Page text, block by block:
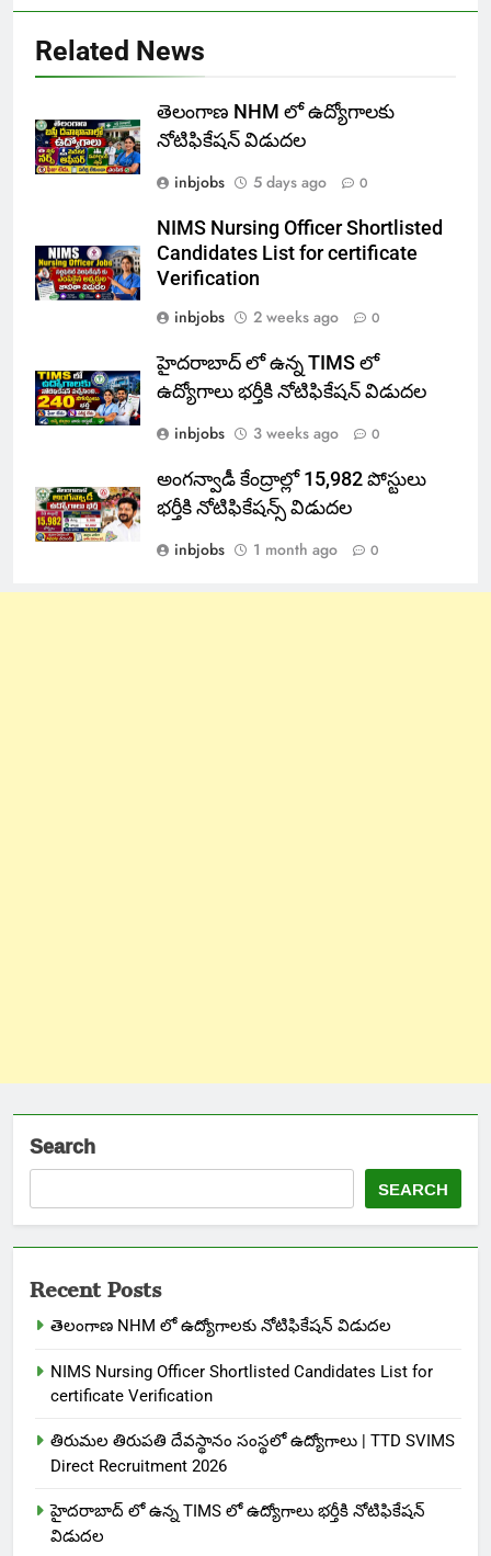
Related News
తెలంగాణ NHM లో ఉద్యోగాలకు
నోటిఫికేషన్ విడుదల
inbjobs
5 days ago 0
NIMS Nursing Officer Shortlisted
Candidates List for certificate
Verification
inbjobs
2 weeks ago 0
హైదరాబాద్ లో ఉన్న TIMS లో
ఉద్యోగాలు భర్తీకి నోటిఫికేషన్ విడుదల
inbjobs
3 weeks ago 0
అంగన్వాడీ కేంద్రాల్లో 15,982 పోస్టులు
భర్తీకి నోటిఫికేషన్స్ విడుదల
inbjobs
1 month ago 0
Search
SEARCH
Recent Posts
తెలంగాణ NHM లో ఉద్యోగాలకు నోటిఫికేషన్ విడుదల
NIMS Nursing Officer Shortlisted Candidates List for
certificate Verification
తిరుమల తిరుపతి దేవస్థానం సంస్థలో ఉద్యోగాలు | TTD SVIMS
Direct Recruitment 2026
హైదరాబాద్ లో ఉన్న TIMS లో ఉద్యోగాలు భర్తీకి నోటిఫికేషన్
విడుదల